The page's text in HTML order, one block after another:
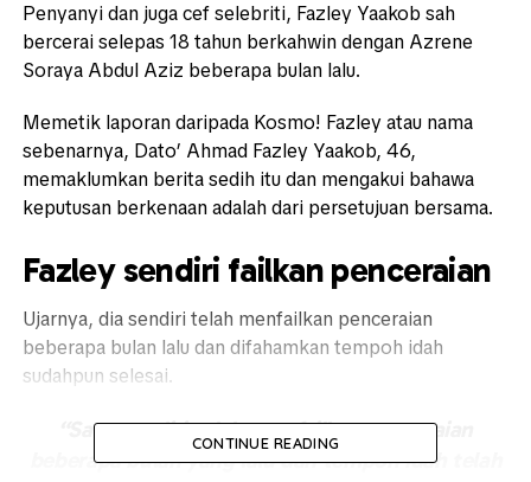
Penyanyi dan juga cef selebriti, Fazley Yaakob sah
bercerai selepas 18 tahun berkahwin dengan Azrene
Soraya Abdul Aziz beberapa bulan lalu.
Memetik laporan daripada Kosmo! Fazley atau nama
sebenarnya, Dato’ Ahmad Fazley Yaakob, 46,
memaklumkan berita sedih itu dan mengakui bahawa
keputusan berkenaan adalah dari persetujuan bersama.
Fazley sendiri failkan penceraian
Ujarnya, dia sendiri telah menfailkan penceraian
beberapa bulan lalu dan difahamkan tempoh idah
sudahpun selesai.
“Saya sendiri telah memfailkan penceraian
beberapa bulan yang lalu dan tempoh idah telah
CONTINUE READING